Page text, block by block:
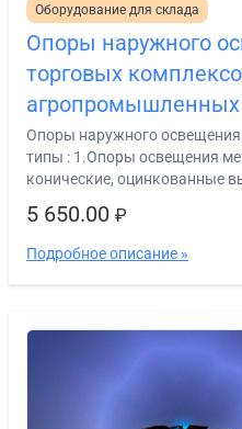
Оборудование для склада
Опоры наружного
торговых
агропромышленных
Опоры наружного
типы : 1.Опоры освещения
конические, оцинкованные
5 650.00 ₽
Подробное описание »